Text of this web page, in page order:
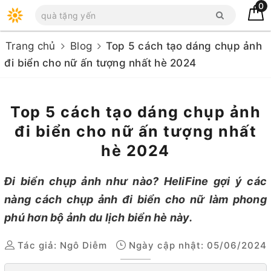
0
Trang chủ Blog
Top 5 cách tạo dáng chụp ảnh
đi biển cho nữ ấn tượng nhất hè 2024
Top 5 cách tạo dáng chụp ảnh
đi biển cho nữ ấn tượng nhất
hè 2024
Đi biển chụp ảnh như nào? HeliFine gợi ý các
nàng cách chụp ảnh đi biển cho nữ làm phong
phú hơn bộ ảnh du lịch biển hè này.
Tác giả: Ngô Diễm Ngày cập nhật: 05/06/2024